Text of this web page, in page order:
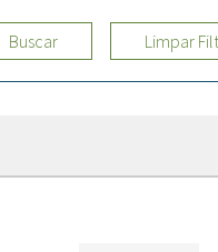
Buscar
Limpar